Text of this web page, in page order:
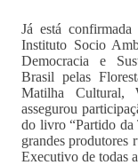
Já está confirmada
Instituto Socio
Democracia e
Brasil pelas
Matilha Cultural,
assegurou
do livro “Partido da
grandes produtores
Executivo de todas